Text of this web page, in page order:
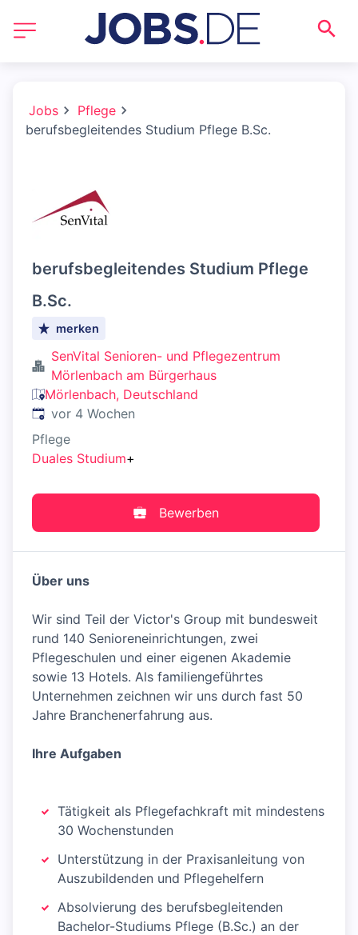
Jobs
Pflege
berufsbegleitendes Studium Pflege B.Sc.
berufsbegleitendes Studium Pflege
B.Sc.
merken
SenVital Senioren- und Pflegezentrum
Mörlenbach am Bürgerhaus
Mörlenbach, Deutschland
Veröffentlicht:
vor 4 Wochen
Pflege
Duales Studium+
Bewerben
Über uns
Wir sind Teil der Victor's Group mit bundesweit
rund 140 Senioreneinrichtungen, zwei
Pflegeschulen und einer eigenen Akademie
sowie 13 Hotels. Als familiengeführtes
Unternehmen zeichnen wir uns durch fast 50
Jahre Branchenerfahrung aus.
Ihre Aufgaben
Tätigkeit als Pflegefachkraft mit mindestens
30 Wochenstunden
Unterstützung in der Praxisanleitung von
Auszubildenden und Pflegehelfern
Absolvierung des berufsbegleitenden
Bachelor-Studiums Pflege (B.Sc.) an der